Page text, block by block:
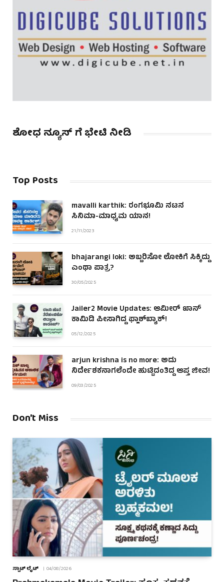
ಶೋಧ ನ್ಯೂಸ್ ಗೆ ಭೇಟಿ ನೀಡಿ
Top Posts
mavalli karthik: ರಂಗಭೂಮಿ ನಟನ
ಸಿನಿಮಾ-ಮಾಧ್ಯಮ ಯಾನ!
21/11/2023
bhajarangi loki: ಅಬ್ಬರಿಸೋ ಲೋಕಿಗೆ ಸಿಕ್ಕಿದ್ದು
ಎಂಥಾ ಪಾತ್ರ?
30/05/2025
Jailer2 Movie Updates: ಆಮೀರ್ ಖಾನ್
ಕಾಮಿಡಿ ಪೀಸಾಗಿದ್ದ ಫ್ಲಾಶ್‌ಬ್ಯಾಕ್!
05/12/2025
arjun krishna is no more: ಅದು
ನಿರ್ದೇಶಕನಾಗಲೆಂದೇ ಹುಟ್ಟಿದಂತಿದ್ದ ಆಪ್ತ ಜೀವ!
09/03/2025
Don't Miss
ಸ್ಪಾಟ್ ಲೈಟ್ 04/08/2026